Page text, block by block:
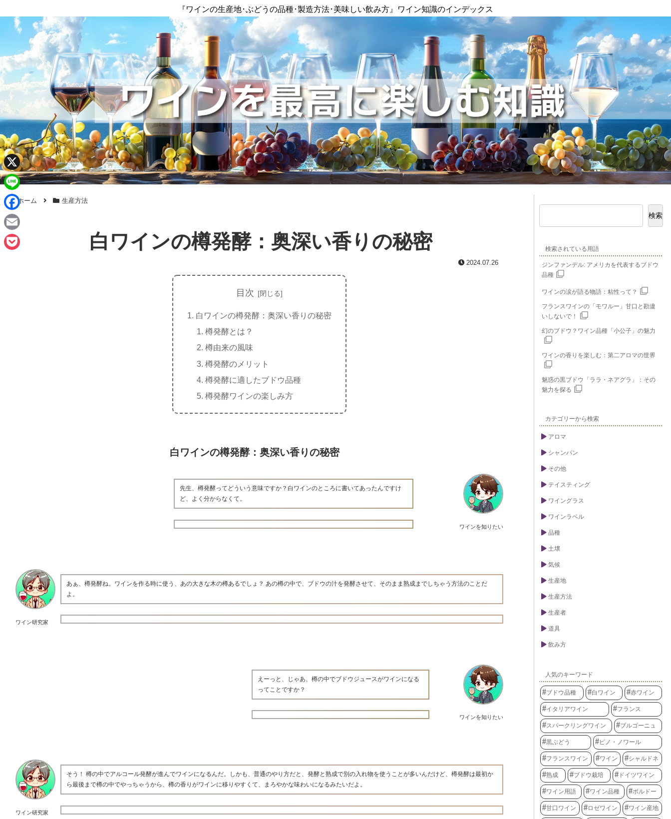
『ワインの生産地･ぶどうの品種･製造方法･美味しい飲み方』ワイン知識のインデックス
ホーム 生産方法
白ワインの樽発酵：奥深い香りの秘密
2024.07.26
目次
白ワインの樽発酵：奥深い香りの秘密
樽発酵とは？
樽由来の風味
樽発酵のメリット
樽発酵に適したブドウ品種
樽発酵ワインの楽しみ方
白ワインの樽発酵：奥深い香りの秘密
ワインを知りたい
先生、樽発酵ってどういう意味ですか？白ワインのところに書いてあったんですけ
ど、よく分からなくて。
ワイン研究家
あぁ、樽発酵ね。ワインを作る時に使う、あの大きな木の樽あるでしょ？ あの樽の中で、ブドウの汁を発酵させて、そのまま熟成までしちゃう方法のことだ
よ。
ワインを知りたい
えーっと、じゃあ、樽の中でブドウジュースがワインになる
ってことですか？
ワイン研究家
そう！ 樽の中でアルコール発酵が進んでワインになるんだ。しかも、普通のやり方だと、発酵と熟成で別の入れ物を使うことが多いんだけど、樽発酵は最初か
ら最後まで樽の中でやっちゃうから、樽の香りがワインに移りやすくて、まろやかな味わいになるみたいだよ。
検索
検索されている用語
ジンファンデル: アメリカを代表するブドウ
品種
ワインの涙が語る物語：粘性って？
フランスワインの「モワルー」甘口と勘違
いしないで！
幻のブドウ？ワイン品種「小公子」の魅力
ワインの香りを楽しむ：第二アロマの世界
魅惑の黒ブドウ「ララ・ネアグラ」：その
魅力を探る
カテゴリーから検索
アロマ
シャンパン
その他
テイスティング
ワイングラス
ワインラベル
品種
土壌
気候
生産地
生産方法
生産者
道具
飲み方
人気のキーワード
ブドウ品種 白ワイン 赤ワイン
イタリアワイン フランス
スパークリングワイン ブルゴーニュ
黒ぶどう ピノ・ノワール
フランスワイン ワイン シャルドネ
熟成 ブドウ栽培 ドイツワイン
ワイン用語 ワイン品種 ボルドー
甘口ワイン ロゼワイン ワイン産地
X
L
n
e
F
a
c
E